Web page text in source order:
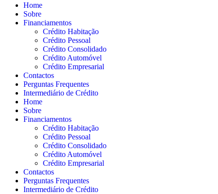
Home
Sobre
Financiamentos
Crédito Habitação
Crédito Pessoal
Crédito Consolidado
Crédito Automóvel
Crédito Empresarial
Contactos
Perguntas Frequentes
Intermediário de Crédito
Home
Sobre
Financiamentos
Crédito Habitação
Crédito Pessoal
Crédito Consolidado
Crédito Automóvel
Crédito Empresarial
Contactos
Perguntas Frequentes
Intermediário de Crédito